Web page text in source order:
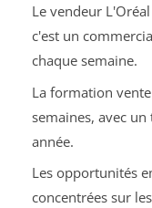
Le vendeur
c'est un
chaque semaine.
La formation
semaines, avec
année.
Les opportunités
concentrées sur